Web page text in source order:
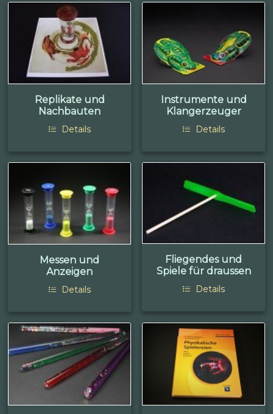
Replikate und
Nachbauten
Details
Instrumente und
Klangerzeuger
Details
Messen und
Anzeigen
Details
Fliegendes und
Spiele für draussen
Details